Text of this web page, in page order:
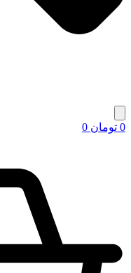
0 تومان 0